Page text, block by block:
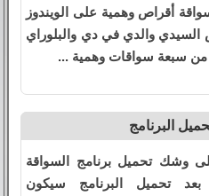
أقراص وهمية على الويندوز
والدي في دي والبلوراي
البرنامج
وشك تحميل برنامج السواقة
بعد تحميل البرنامج سيكون